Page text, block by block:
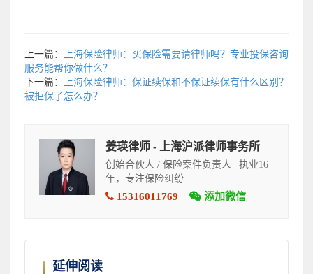
上一篇：
上海保险律师：买保险需要请律师吗？专业投保咨询
服务能帮你做什么？
下一篇：
上海保险律师：保证续保和不保证续保有什么区别？
被拒保了怎么办？
姜瑛律师 - 上海沪派律师事务所
创始合伙人 / 保险案件负责人 | 执业16
年，专注保险纠纷
15316011769 添加微信
延伸阅读